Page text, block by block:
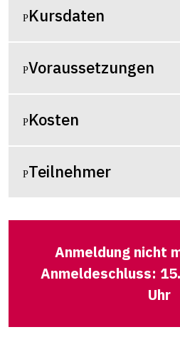
Kursdaten
Voraussetzungen
Kosten
Teilnehmer
Anmeldung nicht
Anmeldeschluss:
Uhr